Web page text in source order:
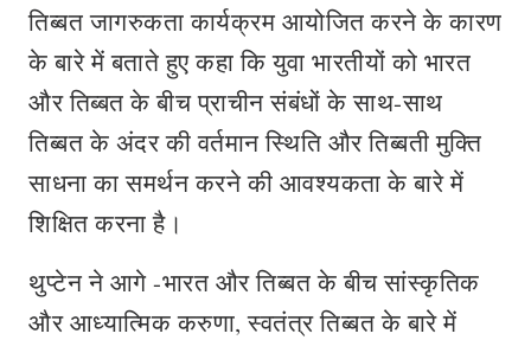
तिब्बत जागरुकता कार्यक्रम आयोजित करने के कारण
के बारे में बताते हुए कहा कि युवा भारतीयों को भारत
और तिब्बत के बीच प्राचीन संबंधों के साथ-साथ
तिब्बत के अंदर की वर्तमान स्थिति और तिब्बती मुक्ति
साधना का समर्थन करने की आवश्यकता के बारे में
शिक्षित करना है।
थुप्टेन ने आगे -भारत और तिब्बत के बीच सांस्कृतिक
और आध्यात्मिक करुणा, स्वतंत्र तिब्बत के बारे में